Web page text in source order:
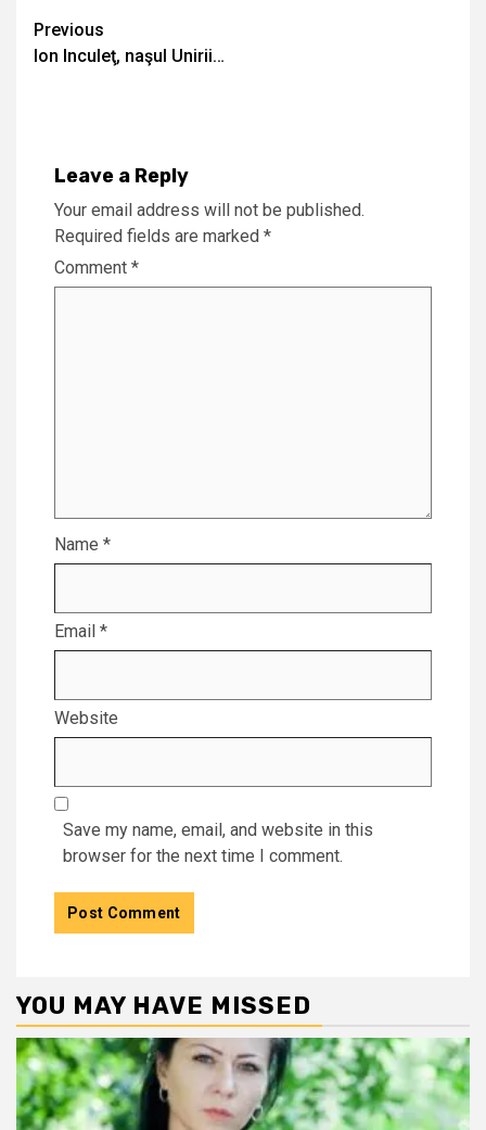
Continue
Reading
Previous
Ion Inculeţ, naşul Unirii…
Leave a Reply
Your email address will not be published.
Required fields are marked *
Comment *
Name *
Email *
Website
Save my name, email, and website in this
browser for the next time I comment.
YOU MAY HAVE MISSED